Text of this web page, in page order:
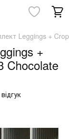
Leggings +
+
Chocolate